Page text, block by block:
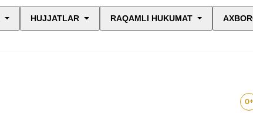
HUJJATLAR RAQAMLI HUKUMAT
0+